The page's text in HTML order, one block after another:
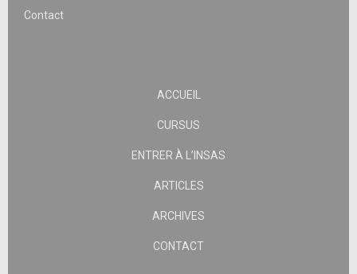
Contact
ACCUEIL
CURSUS
ENTRER À L’INSAS
ARTICLES
ARCHIVES
CONTACT